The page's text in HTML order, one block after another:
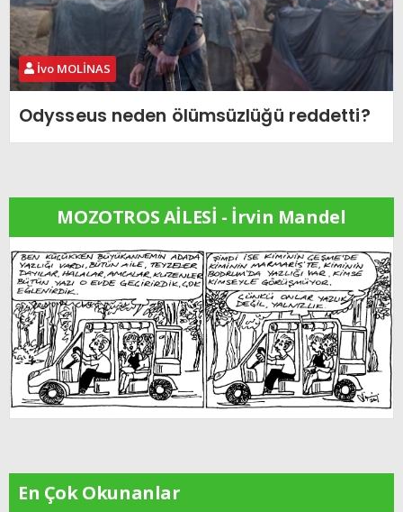
İvo MOLİNAS
Odysseus neden ölümsüzlüğü reddetti?
MOZOTROS AİLESİ - İrvin Mandel
En Çok Okunanlar